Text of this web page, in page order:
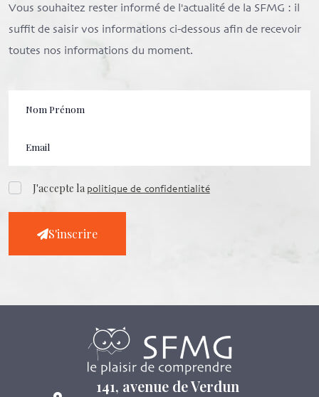
Vous souhaitez rester informé de l'actualité de la SFMG : il
suffit de saisir vos informations ci-dessous afin de recevoir
toutes nos informations du moment.
J'accepte lapolitique de confidentialité
S'inscrire
141, avenue de Verdun